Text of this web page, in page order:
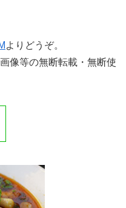
よりどうぞ。
像等の無断転載・無断使